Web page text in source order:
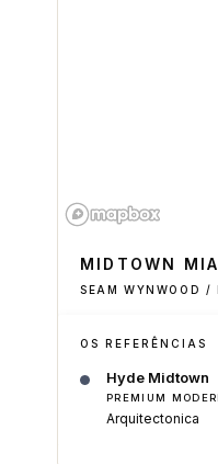
MIDTOWN
SEAM WYNWOOD
OS REFERÊNCIAS
Hyde Midtown
PREMIUM
Arquitectonica